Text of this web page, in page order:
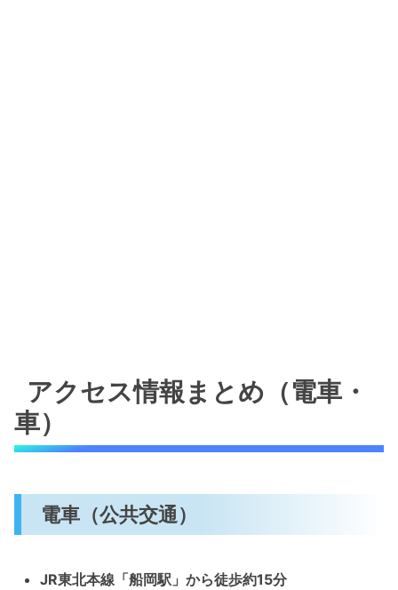
アクセス情報まとめ（電車・
車）
電車（公共交通）
JR東北本線「船岡駅」から徒歩約15分